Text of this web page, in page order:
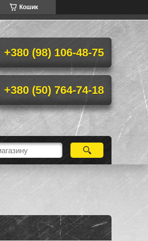
Кошик
+380 (98) 106-48-75
+380 (50) 764-74-18